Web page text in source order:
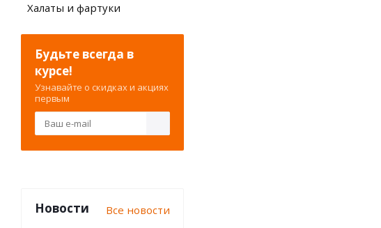
Халаты и фартуки
Будьте всегда в
курсе!
Узнавайте о скидках и акциях
первым
Новости Все новости